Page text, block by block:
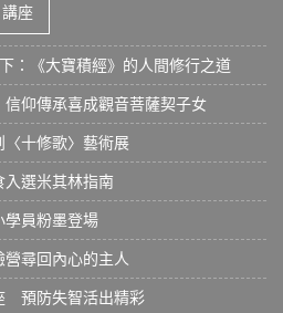
講座
：《大寶積經》的人間修行之道
仰傳承喜成觀音菩薩契子女
十修歌〉藝術展
選米其林指南
員粉墨登場
尋回內心的主人
預防失智活出精彩